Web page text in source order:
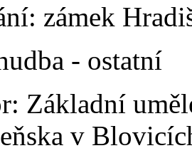
zámek
- ostatní
Základní
v